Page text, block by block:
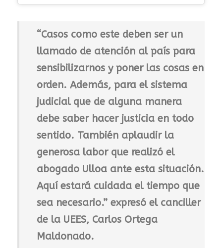
“Casos como este deben ser un
llamado de atención al país para
sensibilizarnos y poner las cosas en
orden. Además, para el sistema
judicial que de alguna manera
debe saber hacer justicia en todo
sentido. También aplaudir la
generosa labor que realizó el
abogado Ulloa ante esta situación.
Aquí estará cuidada el tiempo que
sea necesario.” expresó el canciller
de la UEES, Carlos Ortega
Maldonado.